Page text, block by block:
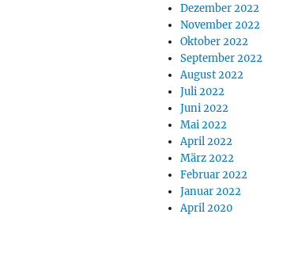
Dezember 2022
November 2022
Oktober 2022
September 2022
August 2022
Juli 2022
Juni 2022
Mai 2022
April 2022
März 2022
Februar 2022
Januar 2022
April 2020